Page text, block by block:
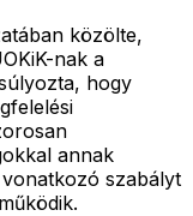
közölte,
nak a
hogy
annak
szabályt